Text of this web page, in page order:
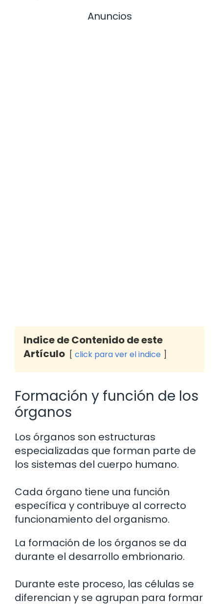
Anuncios
Indice de Contenido de este
Artículo
click para ver el indice
Formación y función de los
órganos
Los órganos son estructuras
especializadas que forman parte de
los sistemas del cuerpo humano.
Cada órgano tiene una función
específica y contribuye al correcto
funcionamiento del organismo.
La formación de los órganos se da
durante el desarrollo embrionario.
Durante este proceso, las células se
diferencian y se agrupan para formar